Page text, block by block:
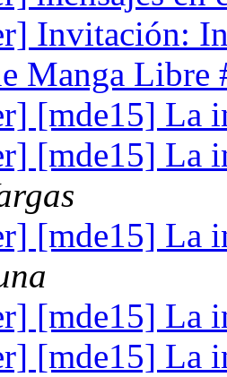
Invitación:
Manga
[mde15] La
[mde15] La
[mde15] La
[mde15] La
[mde15] La